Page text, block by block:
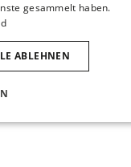
GERMAN
gesammelt haben.
ABLEHNEN
PERFORMANCE